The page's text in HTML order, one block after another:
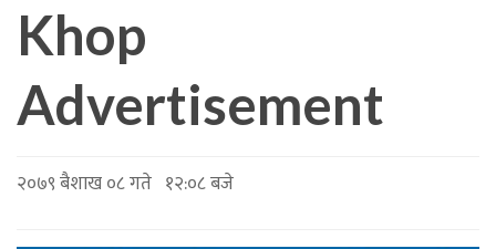
मकवानपुरको बकैया घैँटार र ललितपुरको बागमती खैरघारी क्षेत्रको बस्ती जोखिममा
Khop
Advertisement
२०७९ बैशाख ०८ गते १२:०८ बजे